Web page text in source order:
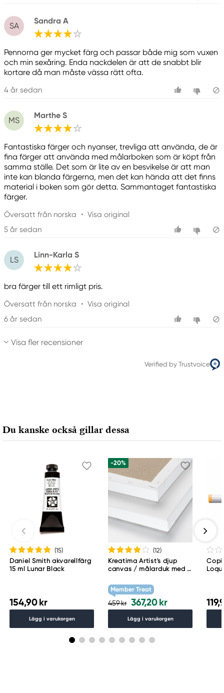
SA
Sandra A
Pennorna ger mycket färg och passar både mig som vuxen
och min sexåring. Enda nackdelen är att de snabbt blir
kortare då man måste vässa rätt ofta.
4 år sedan
MS
Marthe S
Fantastiska färger och nyanser, trevliga att använda, de är
fina färger att använda med målarboken som är köpt från
samma ställe. Det som är lite av en besvikelse är att man
inte kan blanda färgerna, men det kan hända att det finns
material i boken som gör detta. Sammantaget fantastiska
färger.
Översatt från norska • Visa original
5 år sedan
LS
Linn-Karla S
bra färger till ett rimligt pris.
Översatt från norska • Visa original
6 år sedan
Visa fler recensioner
Verified by Trustvoice
Du kanske också gillar dessa
(15)
Daniel Smith akvarellfärg
15 ml Lunar Black
154,90 kr
Lägg i varukorgen
-20%
(12)
Kreatima Artist's djup
canvas / målarduk med 4
g/m²
Member Treat
459 kr 367,20 kr
Lägg i varukorgen